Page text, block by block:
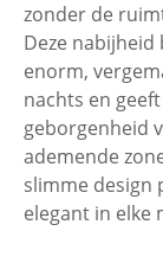
zonder de
Deze
enorm,
nachts en
geborgenheid
ademende
slimme design
elegant in elke